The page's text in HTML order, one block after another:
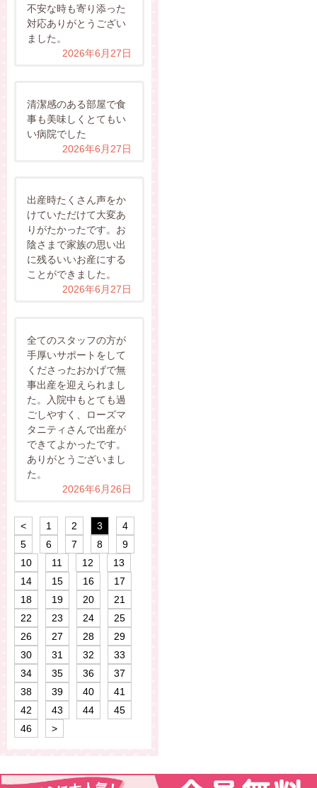
不安な時も寄り添った
対応ありがとうござい
ました。
2026年6月27日
清潔感のある部屋で食
事も美味しくとてもい
い病院でした
2026年6月27日
出産時たくさん声をか
けていただけて大変あ
りがたかったです。お
陰さまで家族の思い出
に残るいいお産にする
ことができました。
2026年6月27日
全てのスタッフの方が
手厚いサポートをして
くださったおかげで無
事出産を迎えられまし
た。入院中もとても過
ごしやすく、ローズマ
タニティさんで出産が
できてよかったです。
ありがとうございまし
た。
2026年6月26日
< 1 2 3
4
5
6 7 8
9
10
11 12
13
14
15 16
17
18
19 20
21
22
23 24
25
26
27 28
29
30
31 32
33
34
35 36
37
38
39 40
41
42
43 44
45
46
>